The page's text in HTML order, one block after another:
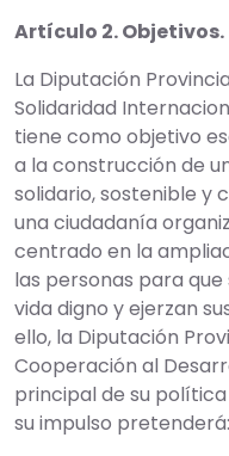
Artículo 2. Objetivos.
La Diputación
Solidaridad
tiene como objetivo
a la construcción de
solidario, sostenible y
una ciudadanía
centrado en la
las personas para
vida digno y ejerzan
ello, la Diputación
Cooperación al
principal de su
su impulso pretenderá: